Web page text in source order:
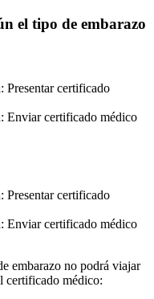
el tipo de embarazo
Presentar certificado
Enviar certificado médico
Presentar certificado
Enviar certificado médico
embarazo no podrá viajar
certificado médico: